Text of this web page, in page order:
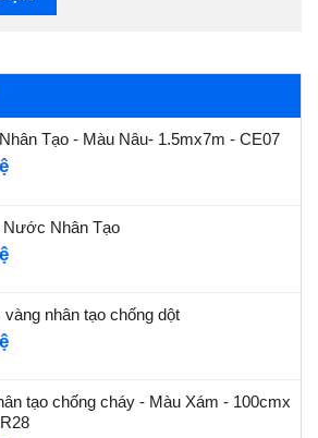
Tạo - Màu Nâu- 1.5mx7m - CE07
Nước Nhân Tạo
nhân tạo chống dột
tạo chống cháy - Màu Xám - 100cmx